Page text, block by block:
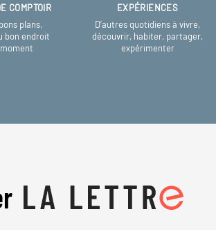
COMPTOIR
plans,
bon endroit
EXPÉRIENCES
D’autres quotidiens à vivre,
découvrir, habiter, partager,
expérimenter